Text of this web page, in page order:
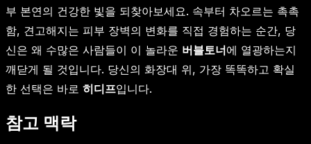
부 본연의 건강한 빛을 되찾아보세요. 속부터 차오르는 촉촉
함, 견고해지는 피부 장벽의 변화를 직접 경험하는 순간, 당
신은 왜 수많은 사람들이 이 놀라운 버블토너에 열광하는지
깨닫게 될 것입니다. 당신의 화장대 위, 가장 똑똑하고 확실
한 선택은 바로 히디프입니다.
참고 맥락